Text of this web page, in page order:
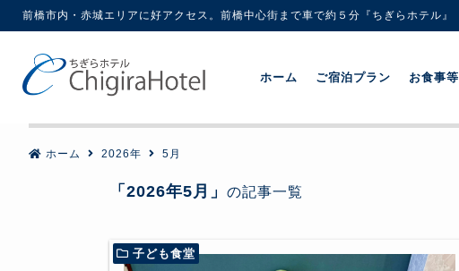
前橋市内・赤城エリアに好アクセス。前橋中心街まで車で約５分『ちぎらホテル』
ホーム ご宿泊プラン お食事等
ホーム 2026年 5月
「2026年5月」 の記事一覧
子ども食堂